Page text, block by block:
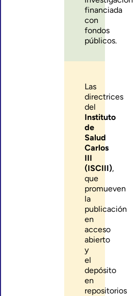
financiada
con
fondos
públicos.
Las
directrices
del
Instituto
de
Salud
Carlos
III
(ISCIII),
que
promueven
la
publicación
en
acceso
abierto
y
el
depósito
en
repositorios